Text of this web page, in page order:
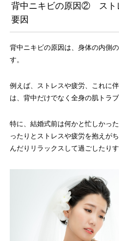
背中ニキビの原因② スト
要因
背中ニキビの原因は、身体の内側
す。
例えば、ストレスや疲労、これに
は、背中だけでなく全身の肌トラ
特に、結婚式前は何かと忙しかっ
ったりとストレスや疲労を抱えが
んだりリラックスして過ごしたり